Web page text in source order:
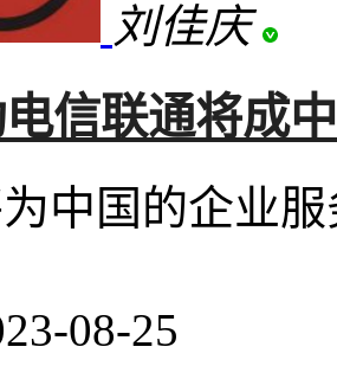
刘佳庆
信联通将成
中国的企业
08-25